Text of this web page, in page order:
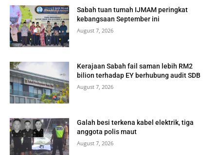
Sabah tuan tumah IJMAM peringkat
kebangsaan September ini
August 7, 2026
Kerajaan Sabah fail saman lebih RM2
bilion terhadap EY berhubung audit SDB
August 7, 2026
Galah besi terkena kabel elektrik, tiga
anggota polis maut
August 7, 2026